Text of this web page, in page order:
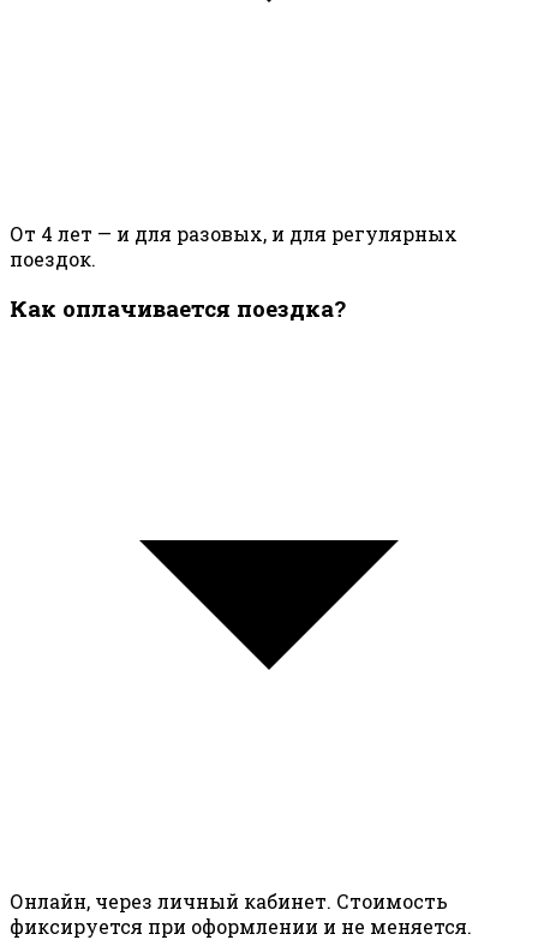
От 4 лет — и для разовых, и для регулярных
поездок.
Как оплачивается поездка?
Онлайн, через личный кабинет. Стоимость
фиксируется при оформлении и не меняется.